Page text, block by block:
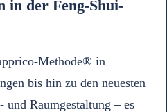
in der Feng-Shui-
Methode® in
bis hin zu den neuesten
und Raumgestaltung – es